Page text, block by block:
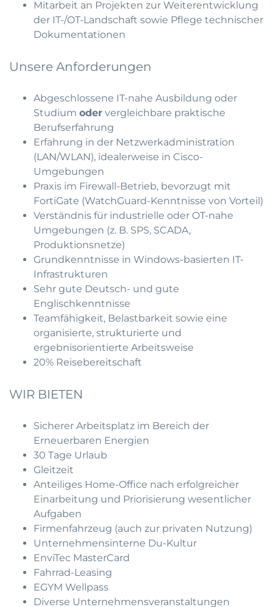
Mitarbeit an Projekten zur Weiterentwicklung
der IT-/OT-Landschaft sowie Pflege technischer
Dokumentationen
Unsere Anforderungen
Abgeschlossene IT-nahe Ausbildung oder
Studium oder vergleichbare praktische
Berufserfahrung
Erfahrung in der Netzwerkadministration
(LAN/WLAN), idealerweise in Cisco-
Umgebungen
Praxis im Firewall-Betrieb, bevorzugt mit
FortiGate (WatchGuard-Kenntnisse von Vorteil)
Verständnis für industrielle oder OT-nahe
Umgebungen (z. B. SPS, SCADA,
Produktionsnetze)
Grundkenntnisse in Windows-basierten IT-
Infrastrukturen
Sehr gute Deutsch- und gute
Englischkenntnisse
Teamfähigkeit, Belastbarkeit sowie eine
organisierte, strukturierte und
ergebnisorientierte Arbeitsweise
20% Reisebereitschaft
WIR BIETEN
Sicherer Arbeitsplatz im Bereich der
Erneuerbaren Energien
30 Tage Urlaub
Gleitzeit
Anteiliges Home-Office nach erfolgreicher
Einarbeitung und Priorisierung wesentlicher
Aufgaben
Firmenfahrzeug (auch zur privaten Nutzung)
Unternehmensinterne Du-Kultur
EnviTec MasterCard
Fahrrad-Leasing
EGYM Wellpass
Diverse Unternehmensveranstaltungen